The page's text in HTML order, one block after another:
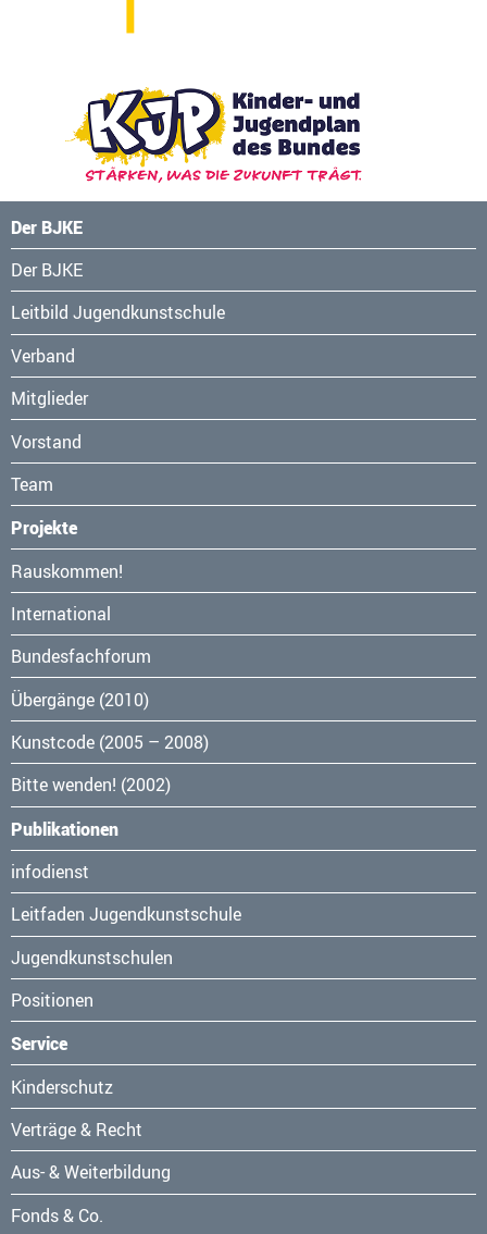
Der BJKE
Navigation
überspringen
Der BJKE
Leitbild Jugendkunstschule
Verband
Mitglieder
Vorstand
Team
Projekte
Navigation
überspringen
Rauskommen!
International
Bundesfachforum
Übergänge (2010)
Kunstcode (2005 – 2008)
Bitte wenden! (2002)
Publikationen
Navigation
überspringen
infodienst
Leitfaden Jugendkunstschule
Jugendkunstschulen
Positionen
Service
Navigation
überspringen
Kinderschutz
Verträge & Recht
Aus- & Weiterbildung
Fonds & Co.